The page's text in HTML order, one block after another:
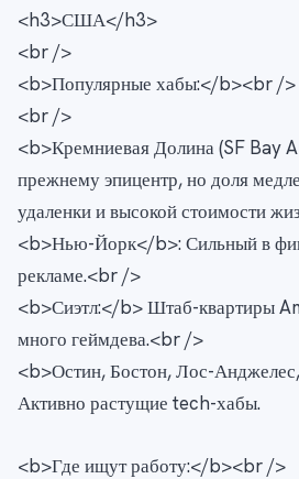
<h3>США</h3>
<br />
<b>Популярные хабы:</b><br />
<br />
<b>Кремниевая Долина (SF Bay
прежнему эпицентр, но доля
удаленки и высокой стоимости
<b>Нью-Йорк</b>: Сильный в
рекламе.<br />
<b>Сиэтл:</b> Штаб-квартиры
много геймдева.<br />
<b>Остин, Бостон, Лос-
Активно растущие tech-хабы.
<b>Где ищут работу:</b><br />